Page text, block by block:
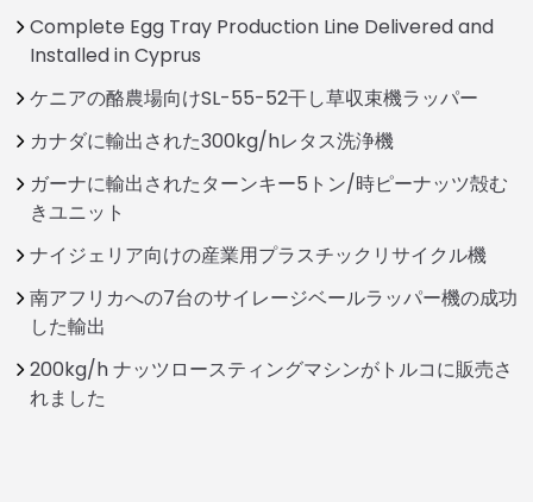
Complete Egg Tray Production Line Delivered and
Installed in Cyprus
ケニアの酪農場向けSL-55-52干し草収束機ラッパー
カナダに輸出された300kg/hレタス洗浄機
ガーナに輸出されたターンキー5トン/時ピーナッツ殻む
きユニット
ナイジェリア向けの産業用プラスチックリサイクル機
南アフリカへの7台のサイレージベールラッパー機の成功
した輸出
200kg/h ナッツロースティングマシンがトルコに販売さ
れました